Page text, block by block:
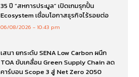
35 ปี “สหการประมูล” เปิดเกมรุกปั้น
Ecosystem เชื่อมโอกาสธุรกิจไร้รอยต่อ
06/08/2026 10:43 pm
เสนา ยกระดับ SENA Low Carbon ผนึก
TOA ขับเคลื่อน Green Supply Chain ลด
คาร์บอน Scope 3 สู่ Net Zero 2050